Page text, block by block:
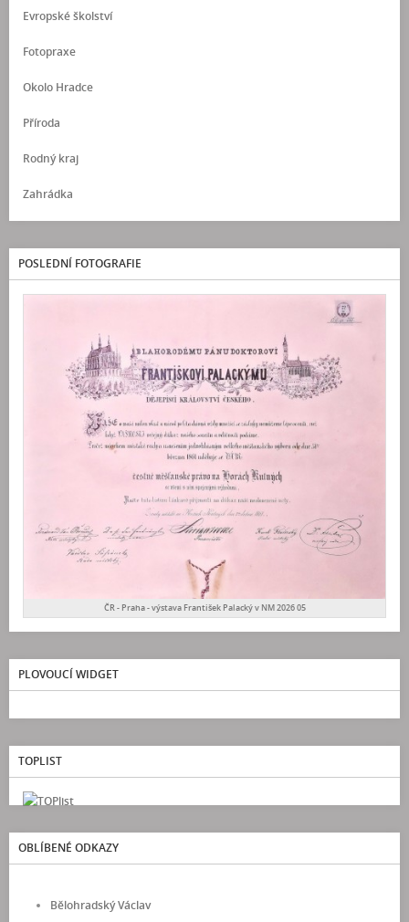
Evropské školství
Fotopraxe
Okolo Hradce
Příroda
Rodný kraj
Zahrádka
POSLEDNÍ FOTOGRAFIE
ČR - Praha - výstava František Palacký v NM 2026 05
PLOVOUCÍ WIDGET
TOPLIST
OBLÍBENÉ ODKAZY
Bělohradský Václav